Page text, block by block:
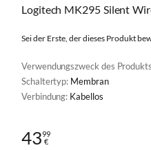
Logitech MK295 Silent
Sei der Erste, der dieses Produkt
Verwendungszweck des
Schaltertyp: Membran
Verbindung: Kabellos
4399
€